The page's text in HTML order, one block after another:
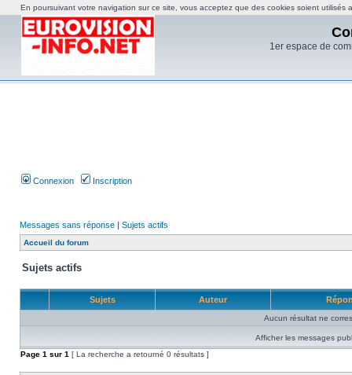
1er espace de
Connexion Inscription
Messages sans réponse | Sujets actifs
Accueil du forum
Sujets actifs
Sujets Auteur
Aucun résultat ne
Afficher les messages
Page 1 sur 1 [ La recherche a retourné 0 résultats ]
En poursuivant votre navigation sur ce site, vous acceptez que des cookies soient